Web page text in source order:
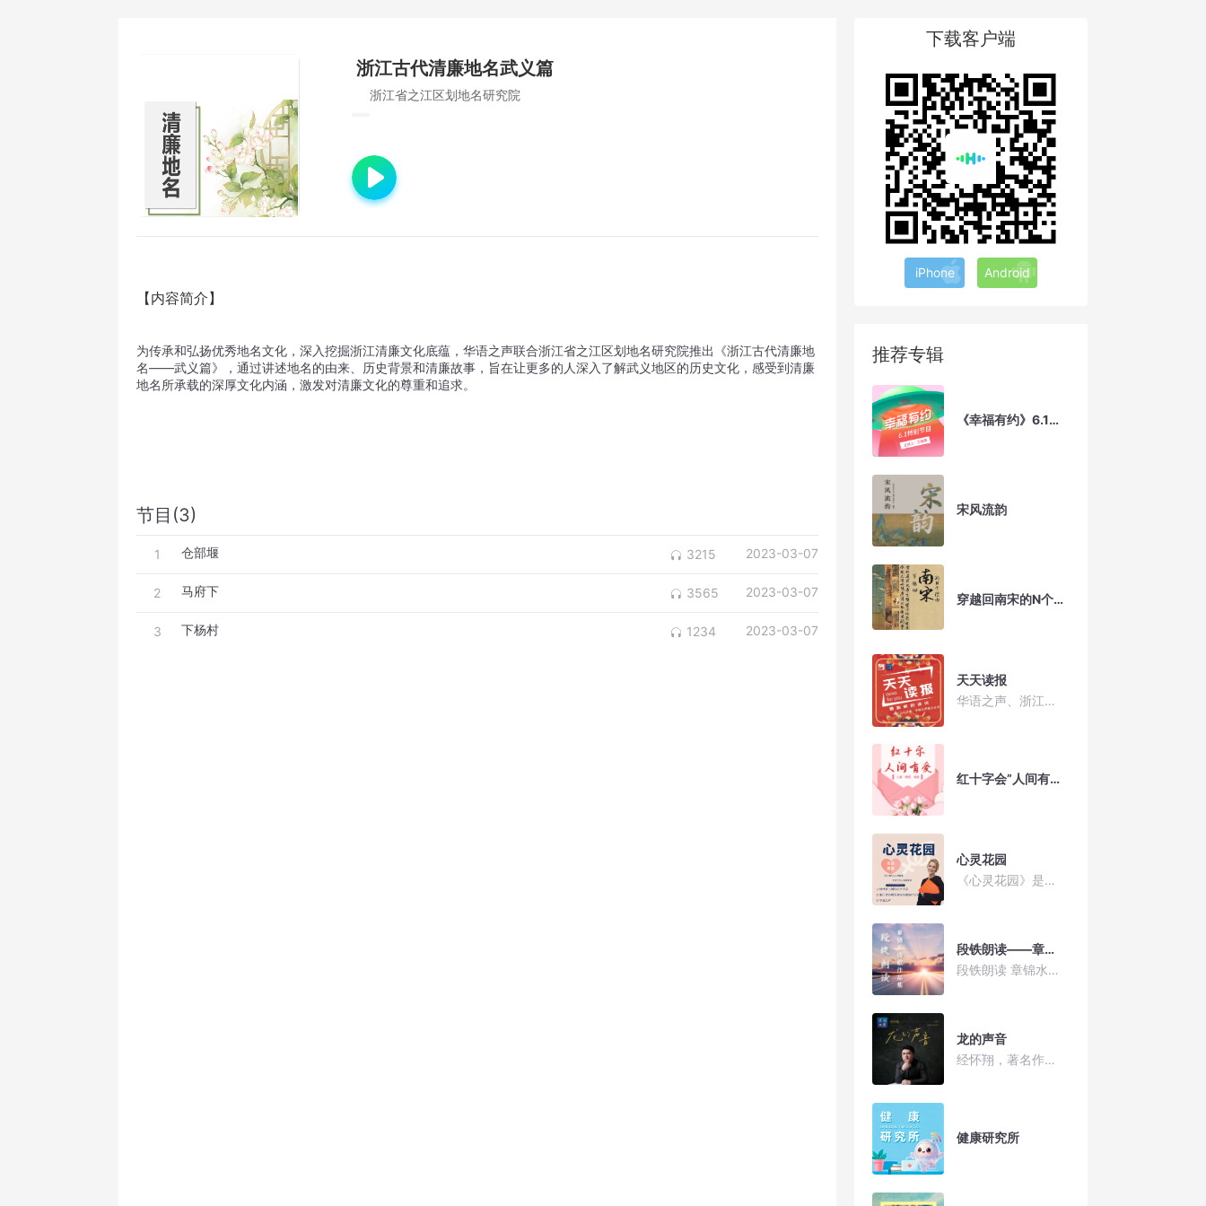
浙江古代清廉地名武义篇
浙江省之江区划地名研究院
【内容简介】
为传承和弘扬优秀地名文化，深入挖掘浙江清廉文化底蕴，华语之声联合浙江省之江区划地名研究院推出《浙江古代清廉地
名——武义篇》，通过讲述地名的由来、历史背景和清廉故事，旨在让更多的人深入了解武义地区的历史文化，感受到清廉
地名所承载的深厚文化内涵，激发对清廉文化的尊重和追求。
节目(3)
1 仓部堰 3215 2023-03-07
2 马府下 3565 2023-03-07
3 下杨村 1234 2023-03-07
下载客户端
iPhone Android
推荐专辑
《幸福有约》6.1特别节目——聆听儿童心声 共创幸福家园
宋风流韵
穿越回南宋的N个理由
天天读报
华语之声、浙江工人日报联合出品
红十字会”人间有爱“专题节目
心灵花园
《心灵花园》是由杭州市上城区红十字会、浙江省心理咨询与心理治疗行业协会和华语之声联合推出的一档关注当代人心理健康和情感需求的专题访谈节目，每期选取不同的热点话题，普及心理健康知识
段铁朗读——章锦水诗歌作品集
段铁朗读 章锦水诗歌作品集
龙的声音
经怀翔，著名作曲家，词作家，音乐制作人。中国共产党员，中国音乐著作权协会会员、浙江省音乐家协会会员、杭州市音乐家协会副秘书长、滨江区音乐家协会副主席兼法定代表人、滨江区新联会理事、滨江区文艺两新发展促进会监事、蒙可艺术创始人兼首席作曲。 代表作：2008年北京奥运歌曲选拔赛入围作品、浙江省最受媒介关注奖《召唤》，杭州G20城市宣传歌曲《品质之城》，受邀创作龙港市歌《祥龙入港》，滨江区国庆七十周年晚会主题曲《我的滨江我的梦》词曲，浙商精神之歌《浙商之歌》词曲，杭州市抗疫歌曲《让爱汇聚》词曲，2022年杭州亚运会主题曲征集十强歌曲《神奇的亚洲》词曲和五十强歌曲《亚运有我更精彩》词曲，2023年11月22日荣获“之江同心.闪耀滨江”最美同心人物,2023年受邀创作杭州市放心消费主题曲暨杭州市中心街道武林街道形象歌曲《心燃武林》词曲，中国大运河申遗成功十周年暨2024“从西兴出发”浙东运河文化周启动仪式主题曲《丝路韵河》词曲（2023年度滨江区文艺精品工程重点扶持项目），滨江区国庆七十五周年晚会主题曲《“青”爱的城》词曲（2024年度滨江区文艺精品工程扶持项目），2025年六月五日世界环境日浙江主场活动开场曲《绿水青山在滨江》词曲作品在滨江奥体中心大莲花首演（2025年度第一批滨江区文艺精品工程扶持项目）。2025年12月19日，为孤独症儿童创作词曲并编剧导演的原创音乐剧《让爱汇聚》首演成功（2023年杭州市文联文艺精品工程扶持项目、2025年度第二批滨江区文艺精品工程扶持项目）,2026年4月11日音乐剧第二场演出圆满成功。音乐剧获得巨大社会影响，省市区三级媒体报道，后面还有不断巡演。2026年上半年创作了纪念中国共产党诞生105周年的纪念歌曲《要令我更坚定》、纪念长征胜利90周年的纪念歌曲《万里长歌》、纪念滨江区建区三十周年的歌曲《三十而立》、以及呼吁台湾回归的歌曲《山海共此时》等重要题材作品，其中《万里长歌》已被杭州市文联、滨江区委宣传部联合推荐给杭州市委宣传部，《三十而立》已被滨江区委宣传部采纳。
健康研究所